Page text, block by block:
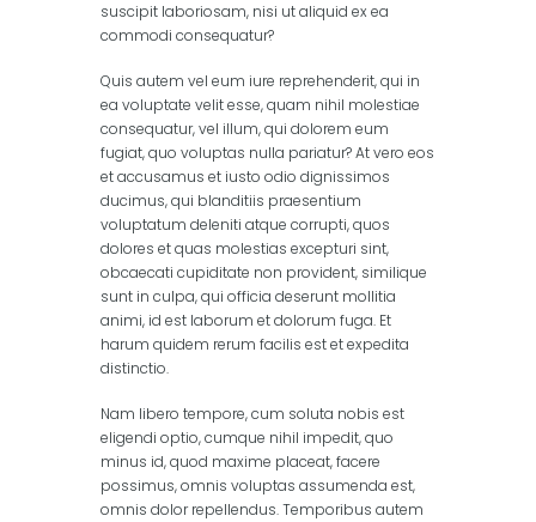
suscipit laboriosam, nisi ut aliquid ex ea
commodi consequatur?
Quis autem vel eum iure reprehenderit, qui in
ea voluptate velit esse, quam nihil molestiae
consequatur, vel illum, qui dolorem eum
fugiat, quo voluptas nulla pariatur? At vero eos
et accusamus et iusto odio dignissimos
ducimus, qui blanditiis praesentium
voluptatum deleniti atque corrupti, quos
dolores et quas molestias excepturi sint,
obcaecati cupiditate non provident, similique
sunt in culpa, qui officia deserunt mollitia
animi, id est laborum et dolorum fuga. Et
harum quidem rerum facilis est et expedita
distinctio.
Nam libero tempore, cum soluta nobis est
eligendi optio, cumque nihil impedit, quo
minus id, quod maxime placeat, facere
possimus, omnis voluptas assumenda est,
omnis dolor repellendus. Temporibus autem